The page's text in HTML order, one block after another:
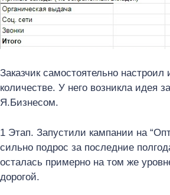
Заказчик самостоятельно настроил
количестве. У него возникла идея
Я.Бизнесом.
1 Этап. Запустили кампании на
сильно подрос за последние
осталась примерно на том же
дорогой.